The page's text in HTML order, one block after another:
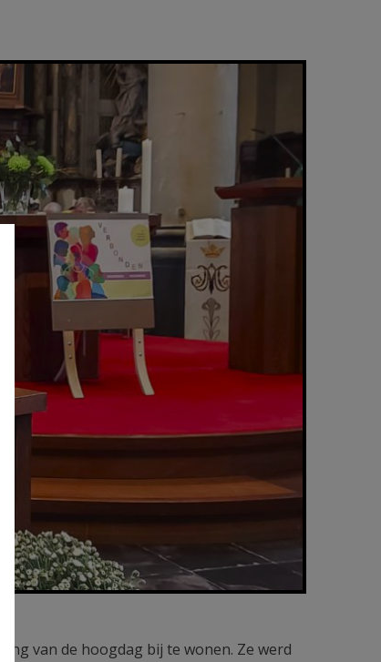
van de hoogdag bij te wonen. Ze werd